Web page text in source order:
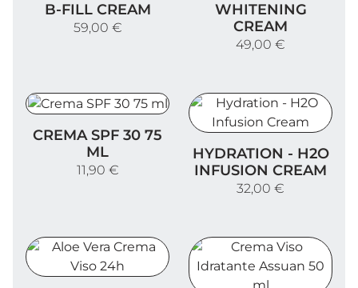
B-FILL CREAM
59,00 €
WHITENING
CREAM
49,00 €
CREMA SPF 30 75
ML
11,90 €
HYDRATION - H2O
INFUSION CREAM
32,00 €